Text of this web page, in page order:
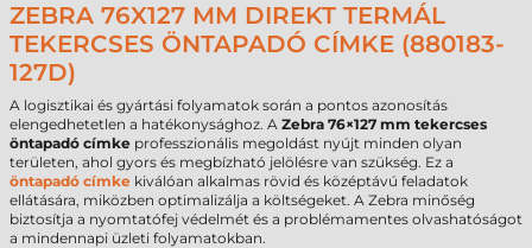
ZEBRA 76X127 MM DIREKT TERMÁL
TEKERCSES ÖNTAPADÓ CÍMKE (880183-
127D)
A logisztikai és gyártási folyamatok során a pontos azonosítás
elengedhetetlen a hatékonysághoz. A Zebra 76×127 mm tekercses
öntapadó címke professzionális megoldást nyújt minden olyan
területen, ahol gyors és megbízható jelölésre van szükség. Ez a
öntapadó címke kiválóan alkalmas rövid és középtávú feladatok
ellátására, miközben optimalizálja a költségeket. A Zebra minőség
biztosítja a nyomtatófej védelmét és a problémamentes olvashatóságot
a mindennapi üzleti folyamatokban.